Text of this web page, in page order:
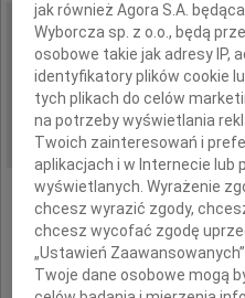
IMIĘ I NAZWISKO:
REGION: Gdańsk
DATA EMISJI: 24.06.2026
jak również Agora S.A.
Wyborcza sp. z o.o., będą
osobowe takie jak adresy IP,
identyfikatory plików cookie
tych plikach do celów
na potrzeby wyświetlania
Twoich zainteresowań i
aplikacjach i w Internecie lub
wyświetlanych. Wyrażenie
chcesz wyrazić zgody,
chcesz wycofać zgodę
„Ustawień Zaawansowanych”.
Twoje dane osobowe mogą